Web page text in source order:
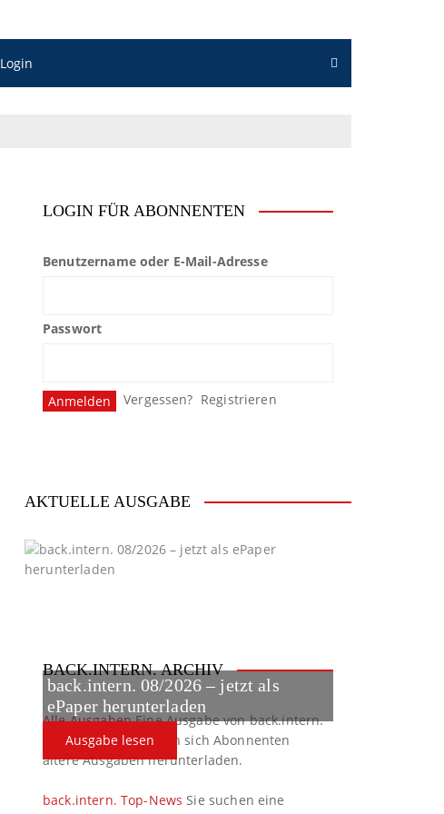
Login
LOGIN FÜR ABONNENTEN
Benutzername oder E-Mail-Adresse
Passwort
Vergessen? Registrieren
AKTUELLE AUSGABE
back.intern. 08/2026 – jetzt als
ePaper herunterladen
Ausgabe lesen
BACK.INTERN. ARCHIV
Alle AusgabenEine Ausgabe von back.intern.
verpasst? Hier können sich Abonnenten
ältere Ausgaben herunterladen.
back.intern. Top-News Sie suchen eine